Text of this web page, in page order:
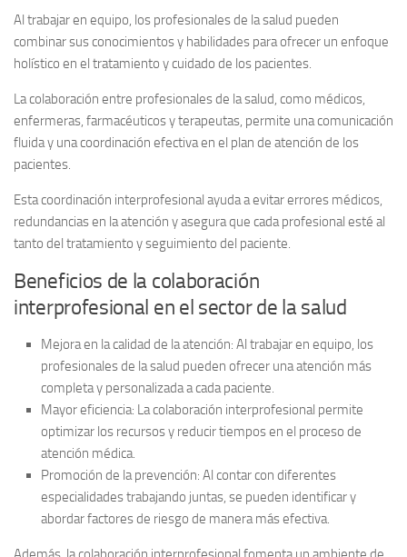
Al trabajar en equipo, los profesionales de la salud pueden
combinar sus conocimientos y habilidades para ofrecer un enfoque
holístico en el tratamiento y cuidado de los pacientes.
La colaboración entre profesionales de la salud, como médicos,
enfermeras, farmacéuticos y terapeutas, permite una comunicación
fluida y una coordinación efectiva en el plan de atención de los
pacientes.
Esta coordinación interprofesional ayuda a evitar errores médicos,
redundancias en la atención y asegura que cada profesional esté al
tanto del tratamiento y seguimiento del paciente.
Beneficios de la colaboración
interprofesional en el sector de la salud
Mejora en la calidad de la atención: Al trabajar en equipo, los
profesionales de la salud pueden ofrecer una atención más
completa y personalizada a cada paciente.
Mayor eficiencia: La colaboración interprofesional permite
optimizar los recursos y reducir tiempos en el proceso de
atención médica.
Promoción de la prevención: Al contar con diferentes
especialidades trabajando juntas, se pueden identificar y
abordar factores de riesgo de manera más efectiva.